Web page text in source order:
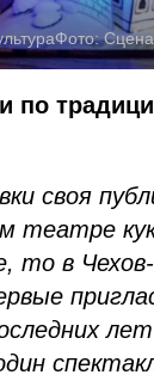
Фото:Сцена
по
своя
театре
то в